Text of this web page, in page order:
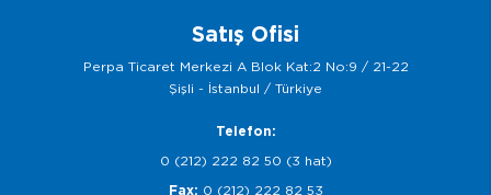
Satış Ofisi
Perpa Ticaret Merkezi A Blok Kat:2 No:9 / 21-22
Şişli - İstanbul / Türkiye
Telefon:
0 (212) 222 82 50 (3 hat)
Fax: 0 (212) 222 82 53